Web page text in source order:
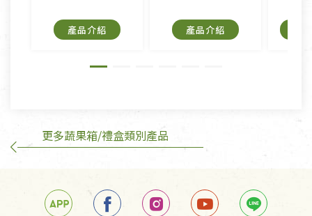
內衣褲、襪子、口罩個人衛生用品除商品本身有瑕疵
外,依據《通訊交易解除權合理例外情事適用準
產品介紹 產品介紹
更多蔬果箱/禮盒類別產品